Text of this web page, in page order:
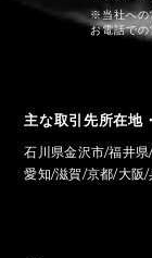
※当社への
お電話で
主な取引先所在地
石川県金沢市/福井
愛知/滋賀/京都/大阪